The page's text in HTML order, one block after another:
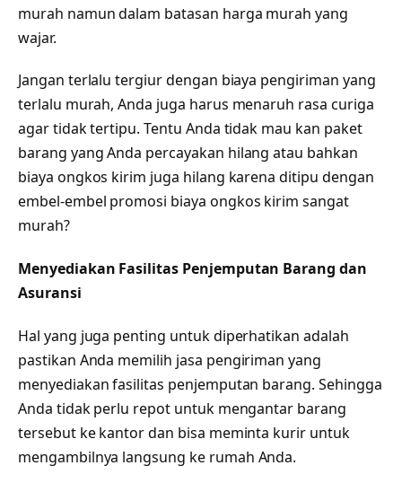
murah namun dalam batasan harga murah yang
wajar.
Jangan terlalu tergiur dengan biaya pengiriman yang
terlalu murah, Anda juga harus menaruh rasa curiga
agar tidak tertipu. Tentu Anda tidak mau kan paket
barang yang Anda percayakan hilang atau bahkan
biaya ongkos kirim juga hilang karena ditipu dengan
embel-embel promosi biaya ongkos kirim sangat
murah?
Menyediakan Fasilitas Penjemputan Barang dan
Asuransi
Hal yang juga penting untuk diperhatikan adalah
pastikan Anda memilih jasa pengiriman yang
menyediakan fasilitas penjemputan barang. Sehingga
Anda tidak perlu repot untuk mengantar barang
tersebut ke kantor dan bisa meminta kurir untuk
mengambilnya langsung ke rumah Anda.